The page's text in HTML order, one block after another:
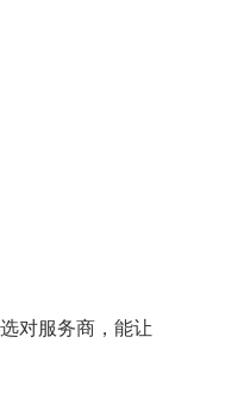
对服务商，能让